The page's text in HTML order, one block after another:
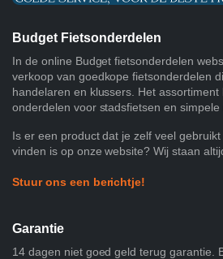
Budget Fietsonderdelen
In de online Budget fietsonderdelen
verkoop van goedkope fietsonderdelen
handelaren en klussers. Het
onderdelen voor stadsfietsen en simpele
Is er een product dat je zelf veel
vinden is op onze website? Wij staan
Stuur ons een berichtje!
Garantie
14 dagen niet goed geld terug garantie.